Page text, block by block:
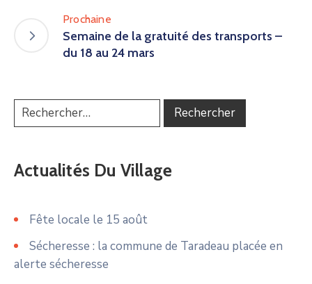
Prochaine
Semaine de la gratuité des transports –
du 18 au 24 mars
Actualités Du Village
Fête locale le 15 août
Sécheresse : la commune de Taradeau placée en
alerte sécheresse